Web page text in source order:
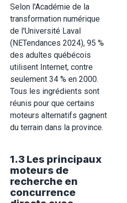
Selon l'Académie de la
transformation numérique
de l'Université Laval
(NETendances 2024), 95 %
des adultes québécois
utilisent Internet, contre
seulement 34 % en 2000.
Tous les ingrédients sont
réunis pour que certains
moteurs alternatifs gagnent
du terrain dans la province.
1.3 Les principaux
moteurs de
recherche en
concurrence